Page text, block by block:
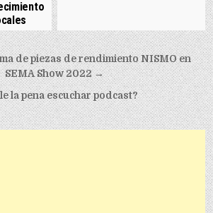
de piezas de rendimiento NISMO en
SEMA Show 2022 →
la pena escuchar podcast?